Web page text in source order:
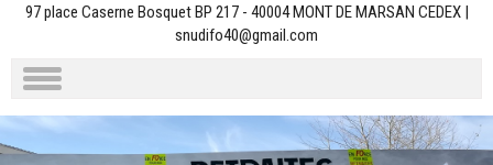
97 place Caserne Bosquet BP 217 - 40004 MONT DE MARSAN CEDEX |
snudifo40@gmail.com
Aller
au
contenu